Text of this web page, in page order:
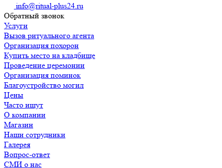
info@ritual-plus24.ru
Обратный звонок
Услуги
Вызов ритуального агента
Организация похорон
Купить место на кладбище
Проведение церемонии
Организация поминок
Благоустройство могил
Цены
Часто ищут
О компании
Магазин
Наши сотрудники
Галерея
Вопрос-ответ
СМИ о нас